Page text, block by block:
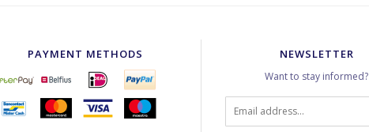
PAYMENT METHODS NEWSLETTER
Want to stay informed?